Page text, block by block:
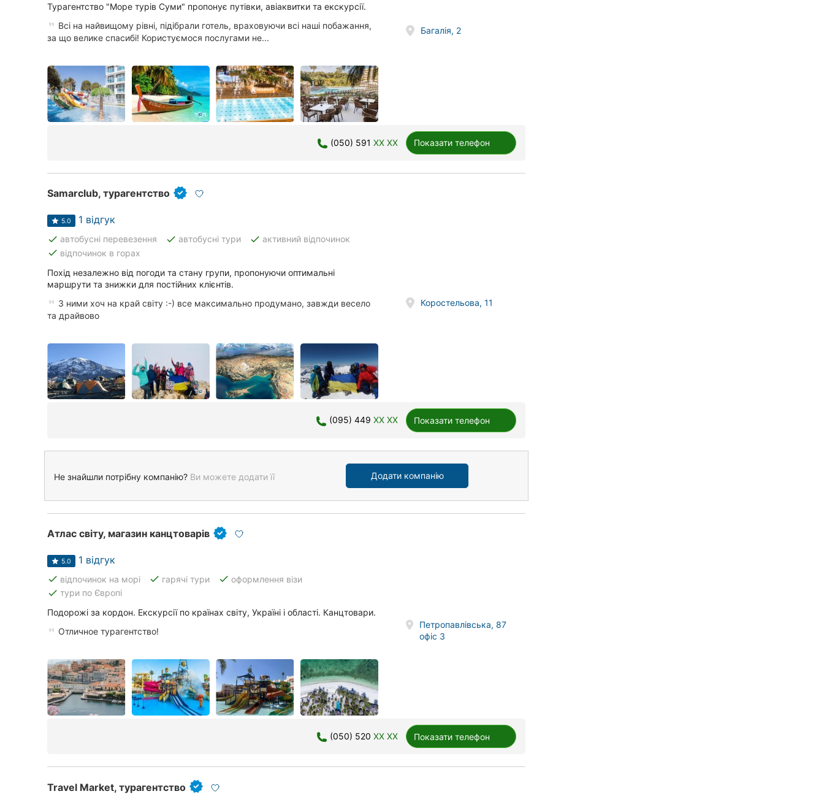
Турагентство "Море турів Суми" пропонує путівки, авіаквитки та екскурсії.
Всі на найвищому рівні, підібрали готель, враховуючи всі наші побажання,
за що велике спасибі! Користуємося послугами не...
Багалія, 2
(050) 591 XX XX Показати телефон
Samarclub, турагентство
5.0 1 відгук
done автобусні перевезення done автобусні тури done активний відпочинок
done відпочинок в горах
Похід незалежно від погоди та стану групи, пропонуючи оптимальні
маршрути та знижки для постійних клієнтів.
З ними хоч на край світу :-) все максимально продумано, завжди весело
та драйвово
Коростельова, 11
(095) 449 XX XX Показати телефон
Не знайшли потрібну компанію? Ви можете додати її Додати компанію
Атлас світу, магазин канцтоварів
5.0 1 відгук
done відпочинок на морі done гарячі тури done оформлення візи
done тури по Європі
Подорожі за кордон. Екскурсії по країнах світу, Україні і області. Канцтовари.
Отличное турагентство!
Петропавлівська, 87
офіс 3
(050) 520 XX XX Показати телефон
Travel Market, турагентство